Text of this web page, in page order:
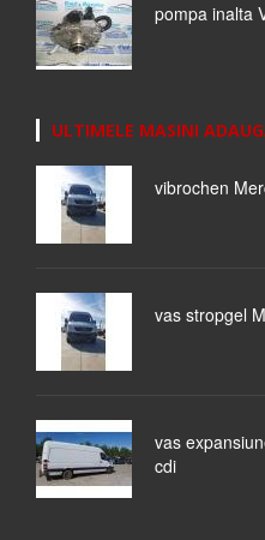
pompa inalta
ULTIMELE MASINI
vibrochen
vas stropgel
vas
cdi